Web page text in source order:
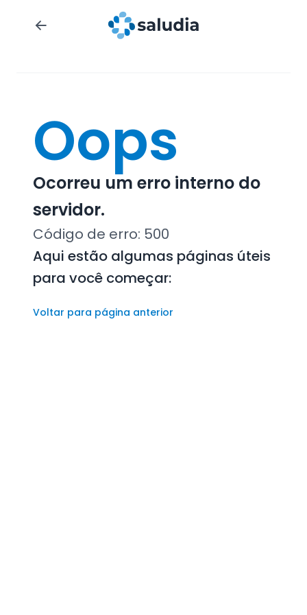
Oops
Ocorreu um erro interno do
servidor.
Código de erro: 500
Aqui estão algumas páginas úteis
para você começar:
Voltar para página anterior